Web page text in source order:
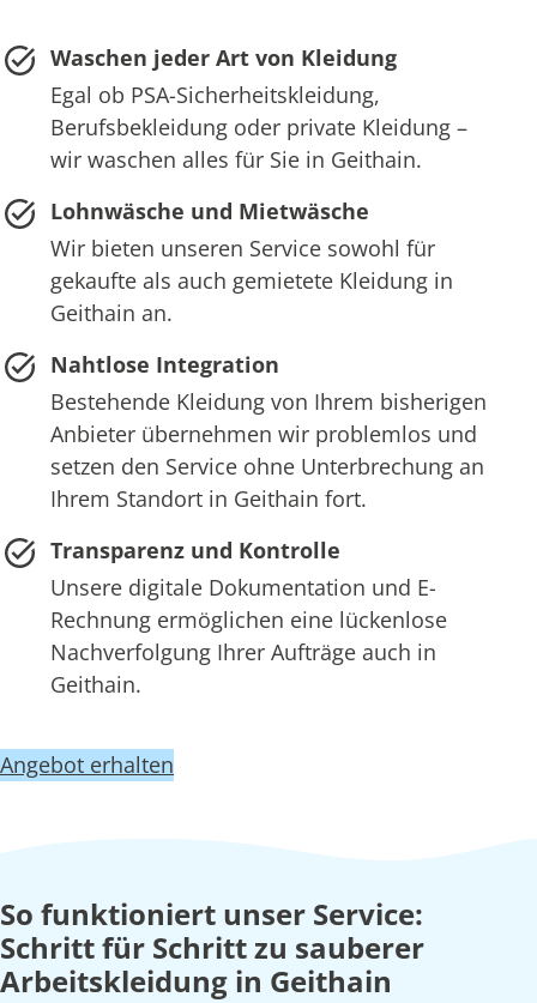
Waschen jeder Art von Kleidung
Egal ob PSA-Sicherheitskleidung,
Berufsbekleidung oder private Kleidung –
wir waschen alles für Sie in Geithain.
Lohnwäsche und Mietwäsche
Wir bieten unseren Service sowohl für
gekaufte als auch gemietete Kleidung in
Geithain an.
Nahtlose Integration
Bestehende Kleidung von Ihrem bisherigen
Anbieter übernehmen wir problemlos und
setzen den Service ohne Unterbrechung an
Ihrem Standort in Geithain fort.
Transparenz und Kontrolle
Unsere digitale Dokumentation und E-
Rechnung ermöglichen eine lückenlose
Nachverfolgung Ihrer Aufträge auch in
Geithain.
Angebot erhalten
So funktioniert unser Service:
Schritt für Schritt zu sauberer
Arbeitskleidung in Geithain